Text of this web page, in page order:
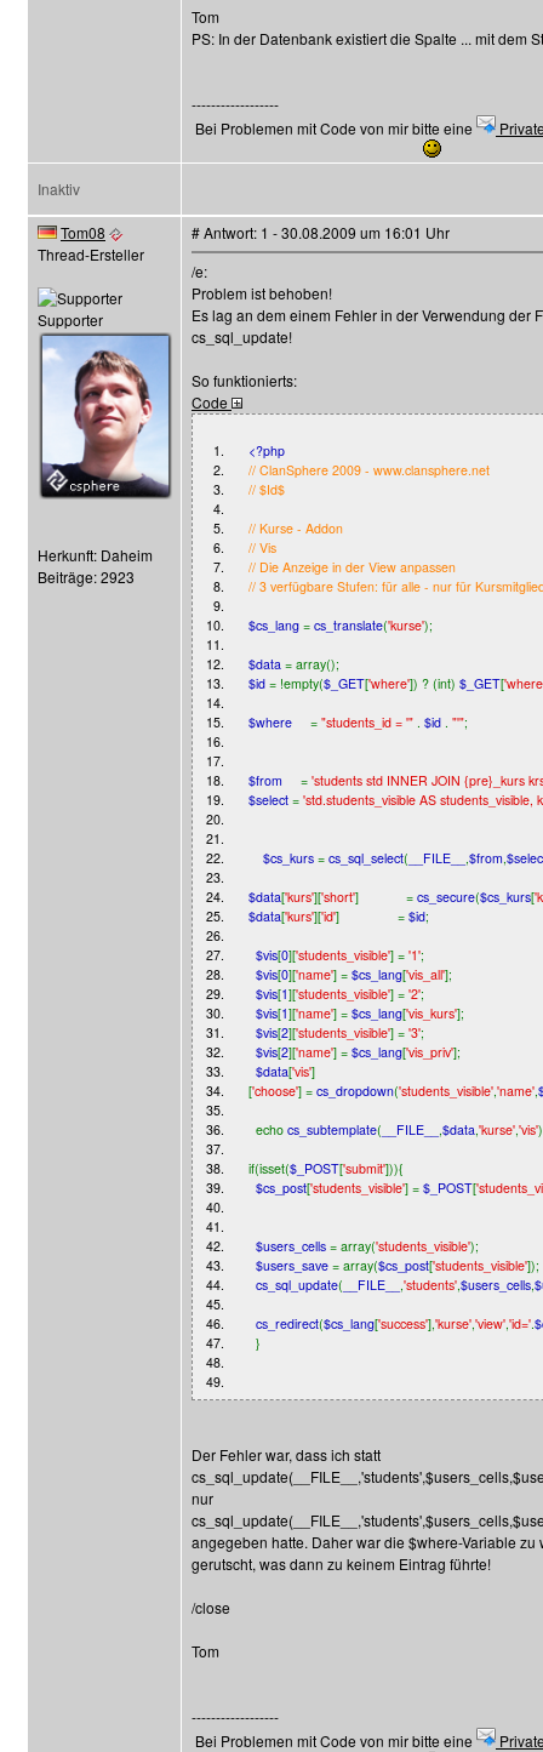
Tom
PS: In der Datenbank existiert die Spalte ... mit dem
------------------
Bei Problemen mit Code von mir bitte eine
Inaktiv
Tom08
Thread-Ersteller
Supporter
Herkunft: Daheim
Beiträge: 2923
# Antwort: 1 - 30.08.2009 um 16:01 Uhr
/e:
Problem ist behoben!
Es lag an dem einem Fehler in der Verwendung der
cs_sql_update!
So funktionierts:
Code
1.
2.
3.
4.
5.
6.
7.
8.
9.
10.
11.
12.
13.
14.
15.
16.
17.
18.
19.
20.
21.
22.
23.
24.
25.
26.
27.
28.
29.
30.
31.
32.
33.
34.
35.
36.
37.
38.
39.
40.
41.
42.
43.
44.
45.
46.
47.
48.
49.
<?php
// ClanSphere 2009 - www.clansphere.net
// $Id$
// Kurse - Addon
// Vis
// Die Anzeige in der View anpassen
// 3 verfügbare Stufen: für alle - nur für
$cs_lang = cs_translate('kurse');
$data = array();
$id = !empty($_GET['where']) ? (int) $_GET[
$where = "students_id = '" . $id . "'";
$from = 'students std INNER JOIN {pre}_kurs
$select = 'std.students_visible AS
$cs_kurs = cs_sql_select( __FILE__ ,$from,
$data['kurs']['short'] = cs_secure($cs_kurs[
$data['kurs']['id'] = $id;
$vis[0]['students_visible'] = '1';
$vis[0]['name'] = $cs_lang['vis_all'];
$vis[1]['students_visible'] = '2';
$vis[1]['name'] = $cs_lang['vis_kurs'];
$vis[2]['students_visible'] = '3';
$vis[2]['name'] = $cs_lang['vis_priv'];
$data['vis']
['choose'] = cs_dropdown('students_visible','name',
echo cs_subtemplate( __FILE__ ,$data,'kurse','vis'
if(isset($_POST['submit'])){
$cs_post['students_visible'] = $_POST[
$users_cells = array('students_visible');
$users_save = array($cs_post['students_visible']);
cs_sql_update( __FILE__ ,'students',$users_cells,
cs_redirect($cs_lang['success'],'kurse','view','id='.
}
Der Fehler war, dass ich statt
nur
angegeben hatte. Daher war die $where-Variable zu
gerutscht, was dann zu keinem Eintrag führte!
/close
Tom
------------------
Bei Problemen mit Code von mir bitte eine